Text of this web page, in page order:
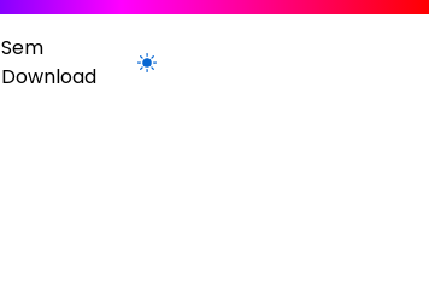
Sem
Download
Alternar para versão clara / escura